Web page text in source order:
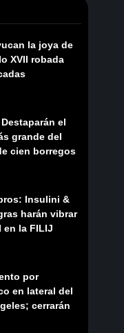
la joya de
XVII robada
el
grande del
cien borregos
Insulini &
harán vibrar
en la FILIJ
por
en lateral del
cerrarán